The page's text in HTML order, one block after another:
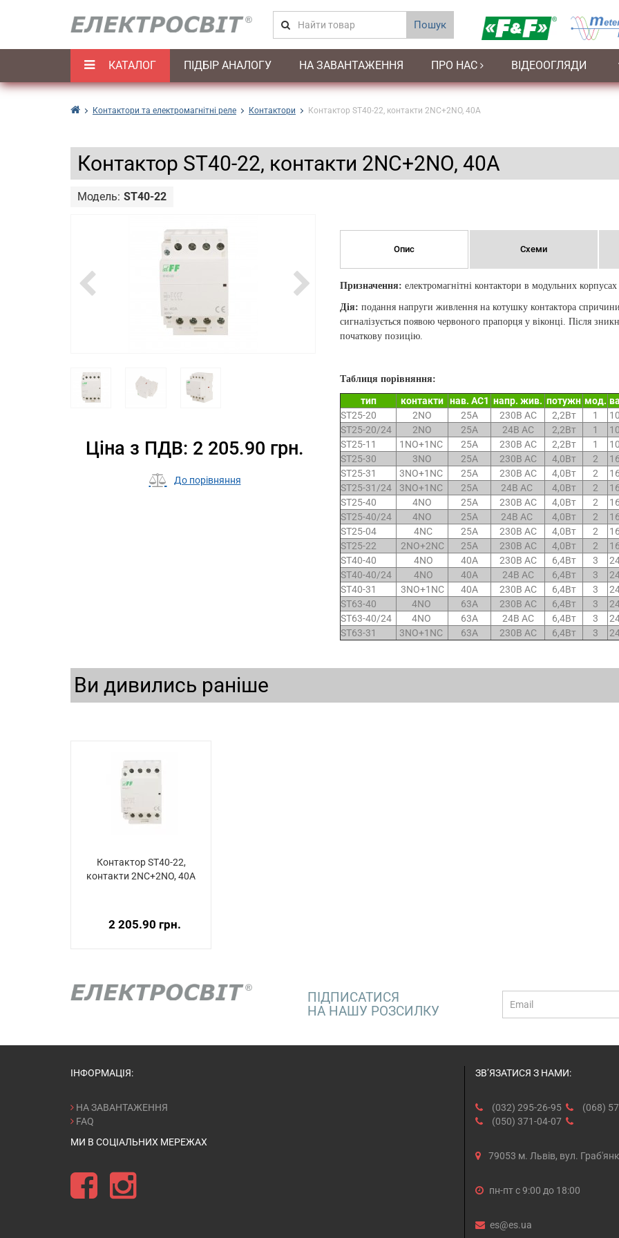
Пошук
КАТАЛОГ ПІДБІР АНАЛОГУ НА ЗАВАНТАЖЕННЯ ПРО НАС ВІДЕООГЛЯДИ
Контактори та електромагнітні реле Контактори Контактор ST40-22, контакти 2NC+2NO, 40А
Контактор ST40-22, контакти 2NC+2NO, 40А
Модель: ST40-22
Ціна з ПДВ: 2 205.90 грн.
До порівняння
Опис Схеми
Призначення: електромагнітні контактори в модульних
Дія: подання напруги живлення на котушку контактора
сигналізується появою червоного прапорця у віконці. Після
початкову позицію.
Таблиця порівняння:
тип контакти нав. AC1 напр. жив. потужн мод.
ST25-20
2NO 25A 230В AC 2,2Вт 1
ST25-20/24
2NO 25A 24В AC 2,2Вт 1
ST25-11
1NO+1NC 25A 230В AC 2,2Вт 1
ST25-30
3NO 25A 230В AC 4,0Вт 2
ST25-31
3NO+1NC 25A 230В AC 4,0Вт 2
ST25-31/24
3NO+1NC 25A 24В AC 4,0Вт 2
ST25-40
4NO 25A 230В AC 4,0Вт 2
ST25-40/24
4NO 25A 24В AC 4,0Вт 2
ST25-04
4NC 25A 230В AC 4,0Вт 2
ST25-22
2NO+2NC 25A 230В AC 4,0Вт 2
ST40-40
4NO 40A 230В AC 6,4Вт 3
ST40-40/24
4NO 40A 24В AC 6,4Вт 3
ST40-31
3NO+1NC 40A 230В AC 6,4Вт 3
ST63-40
4NO 63A 230В AC 6,4Вт 3
ST63-40/24
4NO 63A 24В AC 6,4Вт 3
ST63-31
3NO+1NC 63A 230В AC 6,4Вт 3
Ви дивились раніше
Контактор ST40-22,
контакти 2NC+2NO, 40А
2 205.90 грн.
ПІДПИСАТИСЯ
НА НАШУ РОЗСИЛКУ
mail
ІНФОРМАЦІЯ:
НА ЗАВАНТАЖЕННЯ
FAQ
МИ В СОЦІАЛЬНИХ МЕРЕЖАХ
ЗВ’ЯЗАТИСЯ З НАМИ:
(032) 295-26-95
(050) 371-04-07
(068)
79053 м. Львів, вул.
пн-пт с 9:00 до 18:00
es@es.ua